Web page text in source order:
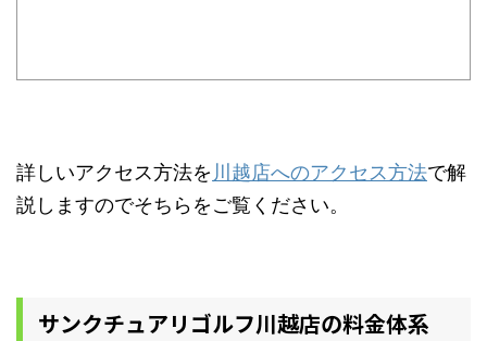
詳しいアクセス方法を 川越店へのアクセス方法で解
説しますのでそちらをご覧ください。
サンクチュアリゴルフ川越店の料金体系